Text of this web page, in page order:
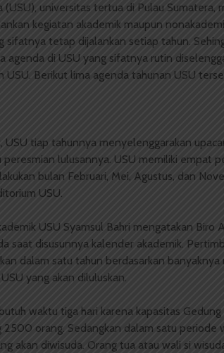
universitas tertua di Pulau Sumatera,
kegiatan akademik maupun
sifatnya tetap dijalankan setiap tahun.
agenda di USU yang sifatnya rutin
USU. Berikut lima agenda tahunan USU
USU tiap tahunnya menyelenggarakan
lulusannya. USU memiliki empat
bulan Februari, Mei, Agustus, dan
USU.
USU Syamsul Bahri mengatakan Biro
saat disusunnya kalender akademik.
dalam satu tahun berdasarkan banyaknya
yang akan diluluskan.
waktu tiga hari karena kapasitas
2500 orang. Sedangkan dalam satu periode
akan diwisuda. Orang tua atau wali si